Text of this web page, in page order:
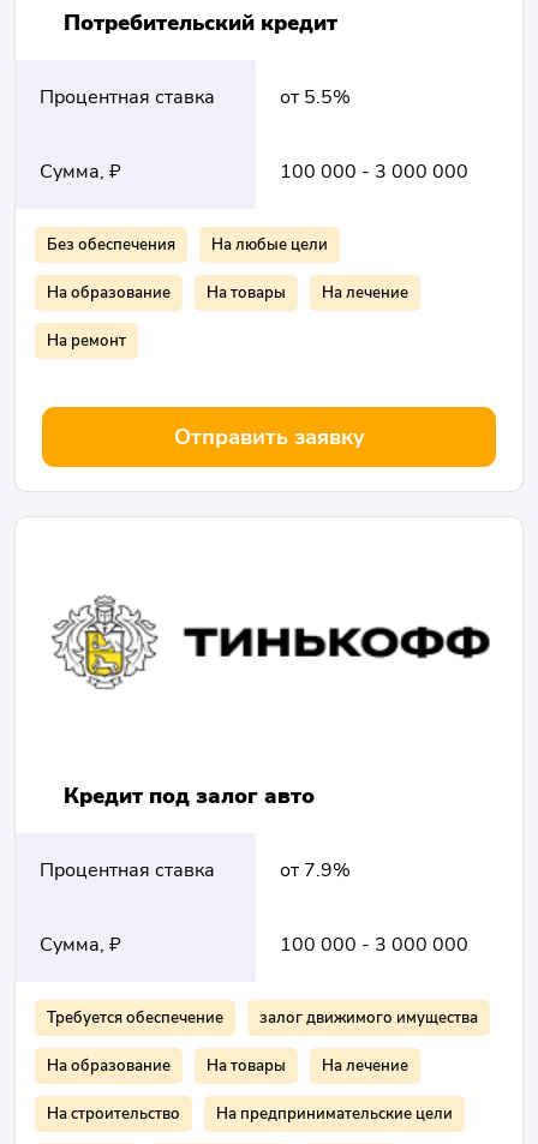
Потребительский кредит
Процентная ставка от 5.5%
Сумма, ₽ 100 000 - 3 000 000
Без обеспечения На любые цели
На образование На товары На лечение
На ремонт
Отправить заявку
Кредит под залог авто
Процентная ставка от 7.9%
Сумма, ₽ 100 000 - 3 000 000
Требуется обеспечение залог движимого имущества
На образование На товары На лечение
На строительство На предпринимательские цели